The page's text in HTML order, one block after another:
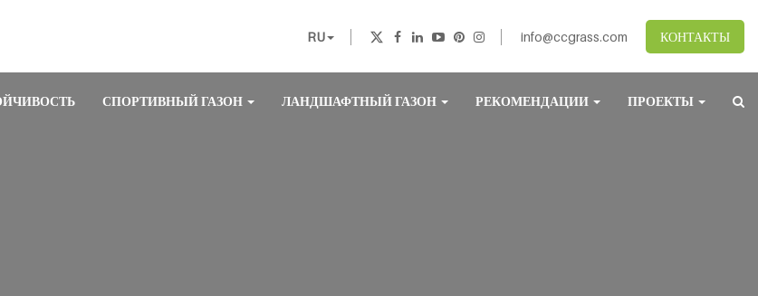
RU info@ccgrass.com КОНТАКТЫ
СПОРТИВНЫЙ ГАЗОН ЛАНДШАФТНЫЙ ГАЗОН РЕКОМЕНДАЦИИ ПРОЕКТЫ